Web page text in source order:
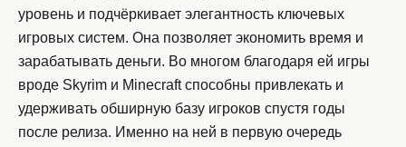
уровень и подчёркивает элегантность ключевых
игровых систем. Она позволяет экономить время и
зарабатывать деньги. Во многом благодаря ей игры
вроде Skyrim и Minecraft способны привлекать и
удерживать обширную базу игроков спустя годы
после релиза. Именно на ней в первую очередь